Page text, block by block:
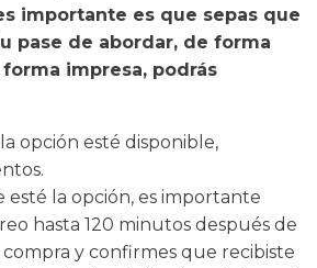
importante es que sepas que
pase de abordar, de forma
impresa, podrás
opción esté disponible,
esté la opción, es importante
hasta 120 minutos después de
y confirmes que recibiste